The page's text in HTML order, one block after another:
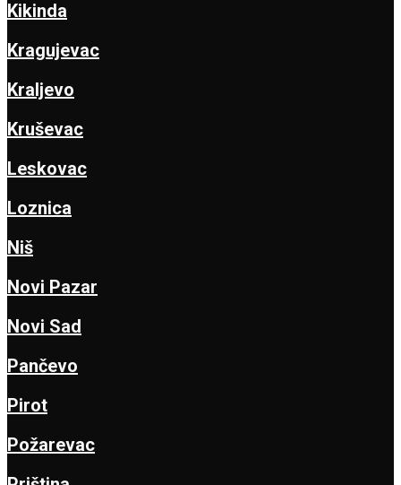
Kikinda
Kragujevac
Kraljevo
Kruševac
Leskovac
Loznica
Niš
Novi Pazar
Novi Sad
Pančevo
Pirot
Požarevac